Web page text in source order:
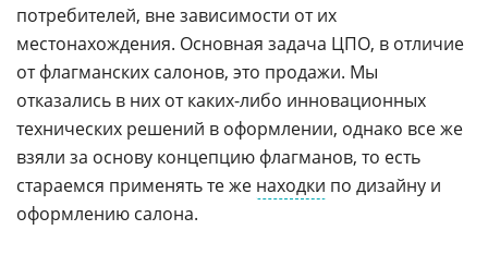
потребителей, вне зависимости от их
местонахождения. Основная задача ЦПО, в отличие
от флагманских салонов, это продажи. Мы
отказались в них от каких-либо инновационных
технических решений в оформлении, однако все же
взяли за основу концепцию флагманов, то есть
стараемся применять те же находки по дизайну и
оформлению салона.